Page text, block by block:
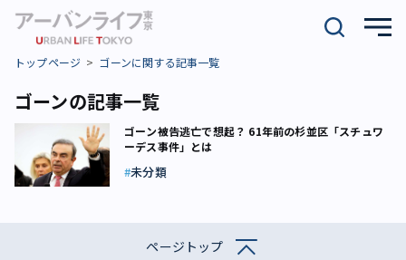
トップページ ゴーンに関する記事一覧
ゴーンの記事一覧
ゴーン被告逃亡で想起？ 61年前の杉並区「スチュワ
ーデス事件」とは
未分類
ページトップ